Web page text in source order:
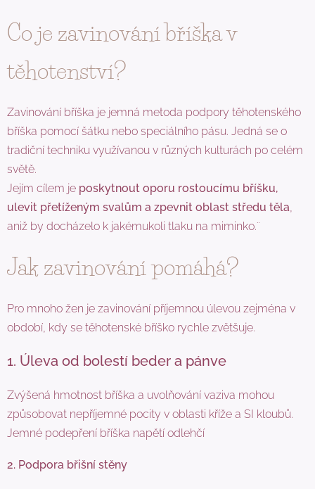
Co je zavinování bříška v
těhotenství?
Zavinování bříška je jemná metoda podpory těhotenského
bříška pomocí šátku nebo speciálního pásu. Jedná se o
tradiční techniku využívanou v různých kulturách po celém
světě.
Jejím cílem je poskytnout oporu rostoucímu bříšku,
ulevit přetíženým svalům a zpevnit oblast středu těla,
aniž by docházelo k jakémukoli tlaku na miminko.¨
Jak zavinování pomáhá?
Pro mnoho žen je zavinování příjemnou úlevou zejména v
období, kdy se těhotenské bříško rychle zvětšuje.
1. Úleva od bolestí beder a pánve
Zvýšená hmotnost bříška a uvolňování vaziva mohou
způsobovat nepříjemné pocity v oblasti kříže a SI kloubů.
Jemné podepření bříška napětí odlehčí
2. Podpora břišní stěny